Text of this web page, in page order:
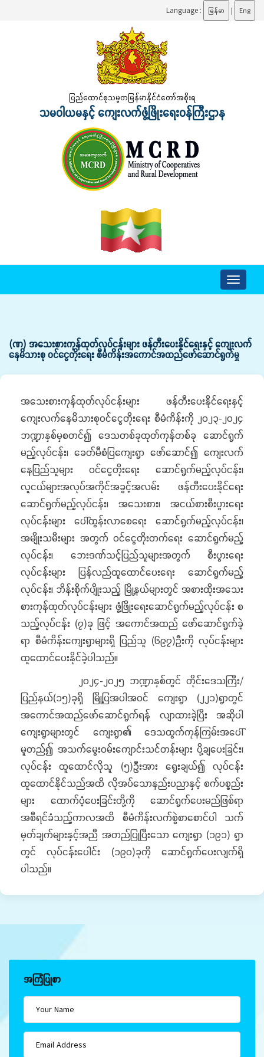
Language : မြန်မာ | Eng
ပြည်ထောင်စုသမ္မတမြန်မာနိုင်ငံတော်အစိုးရ
သမဝါယမနှင့် ကျေးလက်ဖွံ့ဖြိုးရေးဝန်ကြီးဌာန
Toggle
(ဏ) အသေးစားကုန်ထုတ်လုပ်ငန်းများ ဖန်တီးပေးနိုင်ရေးနှင့် ကျေးလက်
နေမိသားစု ဝင်ငွေတိုးရေး စီမံကိန်းအကောင်အထည်ဖော်ဆောင်ရွက်မှု
အသေးစားကုန်ထုတ်လုပ်ငန်းများ ဖန်တီးပေးနိုင်ရေးနှင့်
ကျေးလက်နေမိသားစုဝင်ငွေတိုးရေး စီမံကိန်းကို ၂၀၂၃-၂၀၂၄
ဘဏ္ဍာနှစ်မှစတင်၍ ဒေသတစ်ခုထုတ်ကုန်တစ်ခု ဆောင်ရွက်
မည့်လုပ်ငန်း၊ ခေတ်မီစံပြကျေးရွာ ဖော်ဆောင်၍ ကျေးလက်
နေပြည်သူများ ဝင်ငွေတိုးရေး ဆောင်ရွက်မည့်လုပ်ငန်း၊
လူငယ်များအလုပ်အကိုင်အခွင့်အလမ်း ဖန်တီးပေးနိုင်ရေး
ဆောင်ရွက်မည့်လုပ်ငန်း၊ အသေးစား၊ အငယ်စားစီးပွားရေး
လုပ်ငန်းများ ပေါ်ထွန်းလာစေရေး ဆောင်ရွက်မည့်လုပ်ငန်း၊
အမျိုးသမီးများ အတွက် ဝင်ငွေတိုးတက်ရေး ဆောင်ရွက်မည့်
လုပ်ငန်း၊ ဘေးဒဏ်သင့်ပြည်သူများအတွက် စီးပွားရေး
လုပ်ငန်းများ ပြန်လည်ထူထောင်ပေးရေး ဆောင်ရွက်မည့်
လုပ်ငန်း၊ ဘိန်းစိုက်ပျိုးသည့် မြို့နယ်များတွင် အစားထိုးအသေး
စားကုန်ထုတ်လုပ်ငန်းများ ဖွံ့ဖြိုးရေးဆောင်ရွက်မည့်လုပ်ငန်း စ
သည့်လုပ်ငန်း (၇)ခု ဖြင့် အကောင်အထည် ဖော်ဆောင်ရွက်ခဲ့
ရာ စီမံကိန်းကျေးရွာများရှိ ပြည်သူ (၆၉၇)ဦးကို လုပ်ငန်းများ
ထူထောင်ပေးနိုင်ခဲ့ပါသည်။
၂၀၂၄-၂၀၂၅ ဘဏ္ဍာနှစ်တွင် တိုင်းဒေသကြီး/
ပြည်နယ်(၁၅)ခုရှိ မြို့ပြအပါအဝင် ကျေးရွာ (၂၂၁)ရွာတွင်
အကောင်အထည်ဖော်ဆောင်ရွက်ရန် လျာထားခဲ့ပြီး အဆိုပါ
ကျေးရွာများတွင် ကျေးရွာ၏ ဒေသထွက်ကုန်ကြမ်းအပေါ်
မူတည်၍ အသက်မွေးဝမ်းကျောင်းသင်တန်းများ ပို့ချပေးခြင်း၊
လုပ်ငန်း ထူထောင်လိုသူ (၅)ဦးအား ရွေးချယ်၍ လုပ်ငန်း
ထူထောင်နိုင်သည်အထိ လိုအပ်သောနည်းပညာနှင့် စက်ပစ္စည်း
များ ထောက်ပံ့ပေးခြင်းတို့ကို ဆောင်ရွက်ပေးမည်ဖြစ်ရာ
အစီရင်ခံသည့်ကာလအထိ စီမံကိန်းလက်စွဲစာစောင်ပါ သက်
မှတ်ချက်များနှင့်အညီ အတည်ပြုပြီးသော ကျေးရွာ (၁၉၁) ရွာ
တွင် လုပ်ငန်းပေါင်း (၁၉၀)ခုကို ဆောင်ရွက်ပေးလျက်ရှိ
ပါသည်။
အကြံပြုစာ